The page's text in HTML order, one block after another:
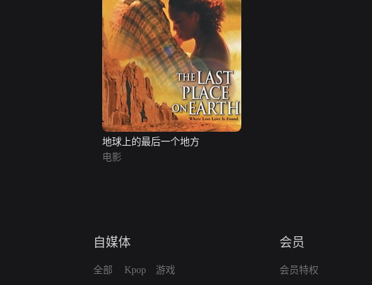
地球上的最后一个地方
电影
自媒体
全部 Kpop 游戏
会员
会员特权